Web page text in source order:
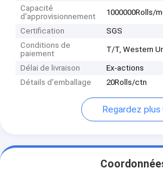
Capacité
d'approvisionnement
1000000Rolls/
Certification
SGS
Conditions de
paiement
T/T, Western
Délai de livraison
Ex-actions
Détails d'emballage
20Rolls/ctn
Regardez plus